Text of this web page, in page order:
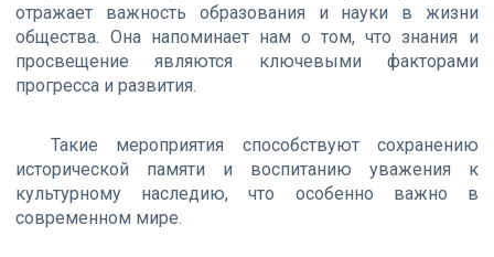
отражает важность образования и науки в жизни
общества. Она напоминает нам о том, что знания и
просвещение являются ключевыми факторами
прогресса и развития.
Такие мероприятия способствуют сохранению
исторической памяти и воспитанию уважения к
культурному наследию, что особенно важно в
современном мире.